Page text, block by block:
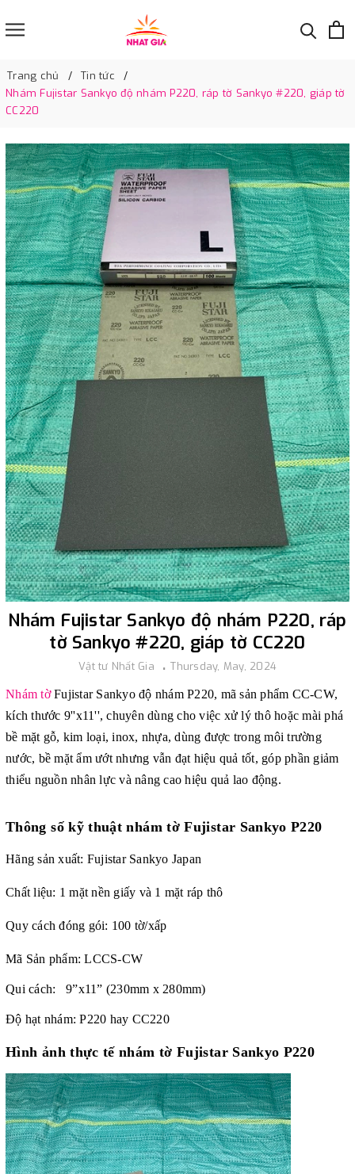
Trang chủ
Tin tức
Nhám Fujistar Sankyo độ nhám P220, ráp tờ Sankyo #220, giáp tờ
CC220
Nhám Fujistar Sankyo độ nhám P220, ráp
tờ Sankyo #220, giáp tờ CC220
Vật tư Nhất Gia Thursday, May, 2024
Nhám tờ Fujistar Sankyo độ nhám P220, mã sản phẩm CC-CW,
kích thước 9''x11'', chuyên dùng cho việc xử lý thô hoặc mài phá
bề mặt gỗ, kim loại, inox, nhựa, dùng được trong môi trường
nước, bề mặt ẩm ướt nhưng vẫn đạt hiệu quả tốt, góp phần giảm
thiểu nguồn nhân lực và nâng cao hiệu quả lao động.
Thông số kỹ thuật nhám tờ Fujistar Sankyo P220
Hãng sản xuất: Fujistar Sankyo Japan
Chất liệu: 1 mặt nền giấy và 1 mặt ráp thô
Quy cách đóng gói: 100 tờ/xấp
Mã Sản phẩm:LCCS-CW
Qui cách: 9”x11” (230mm x 280mm)
Độ hạt nhám: P220 hay CC220
Hình ảnh thực tếnhám tờ Fujistar Sankyo P220